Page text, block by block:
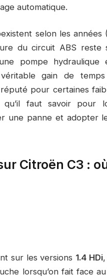
automatique.
selon les années
du circuit ABS reste
pompe hydraulique
gain de temps
pour certaines
faut savoir pour
une panne et adopter
Citroën C3 :
sur les versions 1.4 HDi,
lorsqu’on fait face